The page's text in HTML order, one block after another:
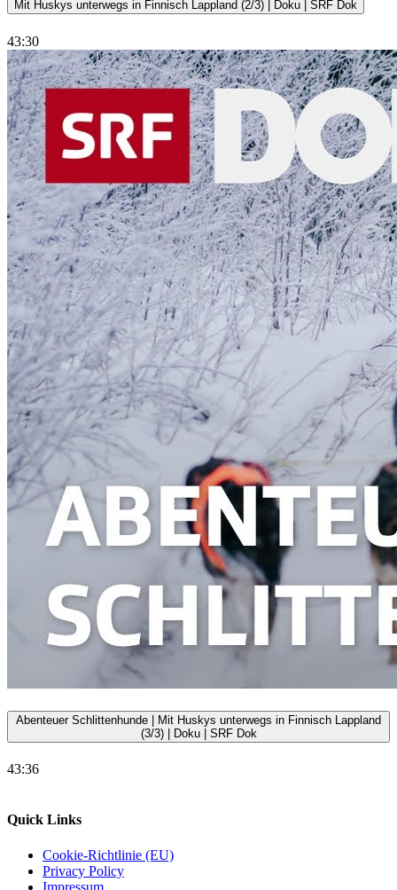
Mit Huskys unterwegs in Finnisch Lappland (2/3) | Doku | SRF Dok
43:30
Abenteuer Schlittenhunde | Mit Huskys unterwegs in Finnisch Lappland
(3/3) | Doku | SRF Dok
43:36
Quick Links
Cookie-Richtlinie (EU)
Privacy Policy
Impressum